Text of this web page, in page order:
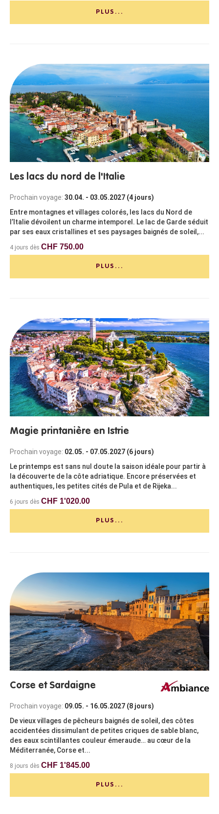
PLUS...
Les lacs du nord de l'Italie
Prochain voyage: 30.04. - 03.05.2027 (4 jours)
Entre montagnes et villages colorés, les lacs du Nord de
l’Italie dévoilent un charme intemporel. Le lac de Garde séduit
par ses eaux cristallines et ses paysages baignés de soleil,...
4 jours dès CHF 750.00
PLUS...
Magie printanière en Istrie
Prochain voyage: 02.05. - 07.05.2027 (6 jours)
Le printemps est sans nul doute la saison idéale pour partir à
la découverte de la côte adriatique. Encore préservées et
authentiques, les petites cités de Pula et de Rijeka...
6 jours dès CHF 1'020.00
PLUS...
Corse et Sardaigne
Prochain voyage: 09.05. - 16.05.2027 (8 jours)
De vieux villages de pêcheurs baignés de soleil, des côtes
accidentées dissimulant de petites criques de sable blanc,
des eaux scintillantes couleur émeraude… au cœur de la
Méditerranée, Corse et...
8 jours dès CHF 1'845.00
PLUS...